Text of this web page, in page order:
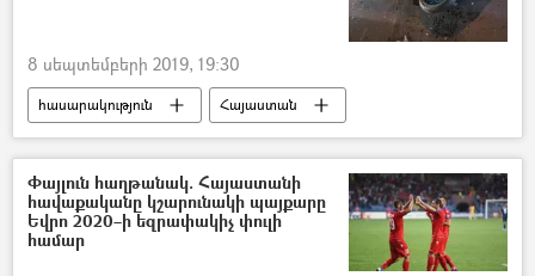
8 սեպտեմբերի 2019, 19:30
հասարակություն
Հայաստան
վթար
մոտոցիկլետ
Մահ
տղամարդ
Տավուշ
Վթար, պատահար, սպանություն, գողություն
Փայլուն հաղթանակ. Հայաստանի
հավաքականը կշարունակի պայքարը
Եվրո 2020–ի եզրափակիչ փուլի
համար